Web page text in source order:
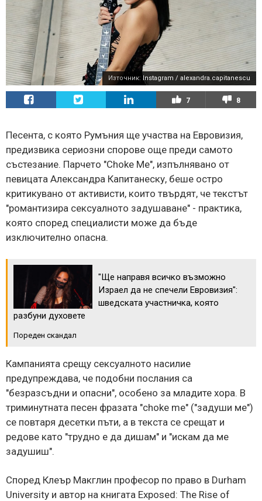
Източник: Instagram / alexandra.capitanescu
7 8
Песента, с която Румъния ще участва на Евровизия,
предизвика сериозни спорове още преди самото
състезание. Парчето "Choke Me", изпълнявано от
певицата Александра Капитанеску, беше остро
критикувано от активисти, които твърдят, че текстът
"романтизира сексуалното задушаване" - практика,
която според специалисти може да бъде
изключително опасна.
"Ще направя всичко възможно
Израел да не спечели Евровизия":
шведската участничка, която
разбуни духовете
Пореден скандал
Кампанията срещу сексуалното насилие
предупреждава, че подобни послания са
"безразсъдни и опасни", особено за младите хора. В
триминутната песен фразата "choke me" ("задуши ме")
се повтаря десетки пъти, а в текста се срещат и
редове като "трудно е да дишам" и "искам да ме
задушиш".
Според Клеър Макглин професор по право в Durham
University и автор на книгата Exposed: The Rise of